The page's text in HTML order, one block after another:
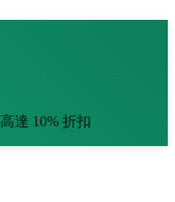
達 10% 折扣